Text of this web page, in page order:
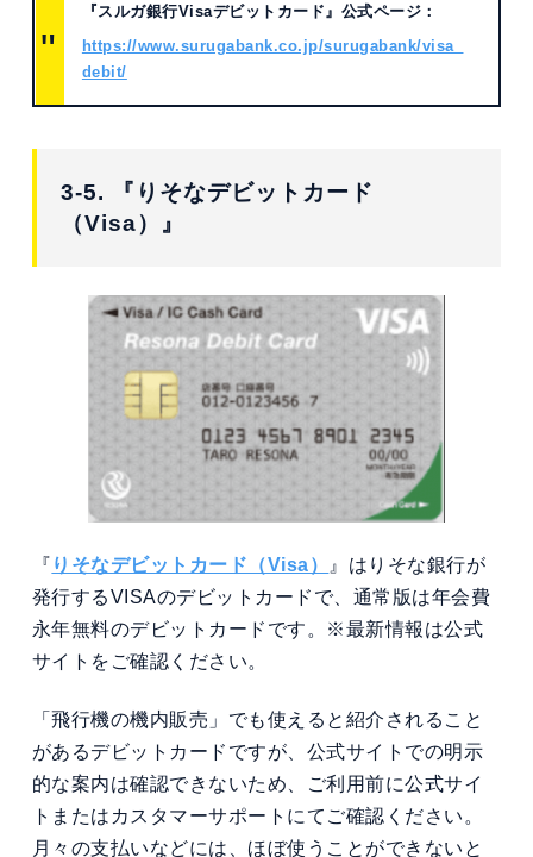
『スルガ銀行Visaデビットカード』公式ページ：
https://www.surugabank.co.jp/surugabank/visa_
debit/
3-5. 『りそなデビットカード
（Visa）』
『 りそなデビットカード（Visa）
』はりそな銀行が
発行するVISAのデビットカードで、通常版は年会費
永年無料のデビットカードです。※最新情報は公式
サイトをご確認ください。
「飛行機の機内販売」でも使えると紹介されること
があるデビットカードですが、公式サイトでの明示
的な案内は確認できないため、ご利用前に公式サイ
トまたはカスタマーサポートにてご確認ください。
月々の支払いなどには、ほぼ使うことができないと